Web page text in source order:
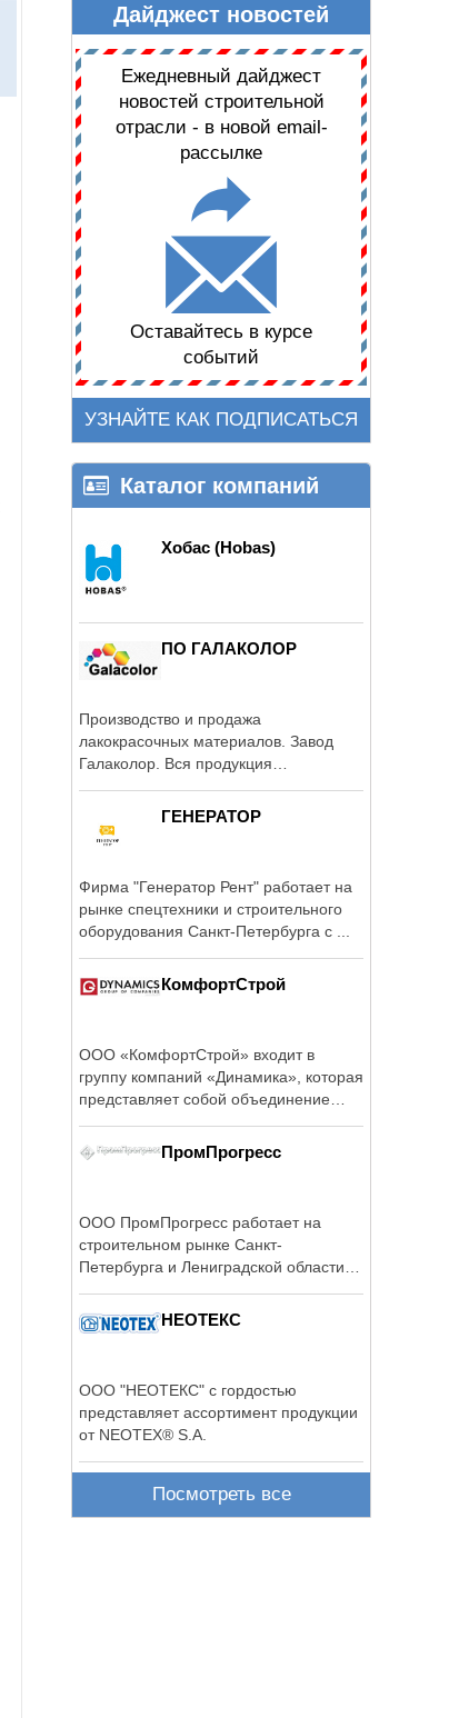
ДАЙДЖЕСТ НОВОСТЕЙДайджест новостей
Ежедневный дайджест
новостей строительной
отрасли - в новой email-
рассылке
Оставайтесь в курсе
событий
УЗНАЙТЕ КАК ПОДПИСАТЬСЯ
Каталог компаний
Хобас (Hobas)
ПО ГАЛАКОЛОР
Производство и продажа
лакокрасочных материалов. Завод
Галаколор. Вся продукция
ГЕНЕРАТОР
Фирма "Генератор Рент" работает на
рынке спецтехники и строительного
оборудования Санкт-Петербурга с ...
КомфортСтрой
ООО «КомфортСтрой» входит в
группу компаний «Динамика», которая
представляет собой объединение
ПромПрогресс
ООО ПромПрогресс работает на
строительном рынке Санкт-
Петербурга и Лениградской области с
НЕОТЕКС
ООО "НЕОТЕКС" с гордостью
представляет ассортимент продукции
от NEOTEX® S.A.
Посмотреть все